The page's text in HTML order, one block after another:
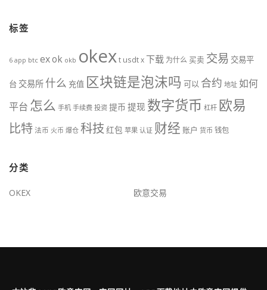
标签
6 app btc exok okb okext usdtx下载 为什么 买卖 交易 交易平
台 交易所 什么 充值 区块链是泡沫吗 可以 合约 地址 如何
平台 怎么 手机 手续费 投资 提币 提现 数字货币 杠杆 欧易
比特法币 火币 爆仓 科技 红包 苹果 认证 财经 账户 货币 钱包
分类
OKEX 欧意交易